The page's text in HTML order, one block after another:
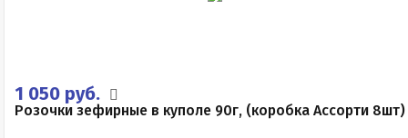
1 050 руб.
Розочки зефирные в куполе 90г, (коробка Ассорти 8шт)